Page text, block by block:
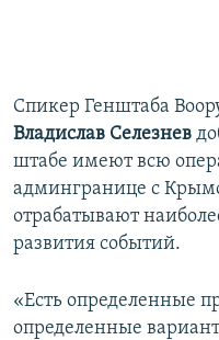
Спикер Генштаба
Владислав Селезнев
штабе имеют всю
админгранице с
отрабатывают
развития событий.
«Есть определенные
определенные